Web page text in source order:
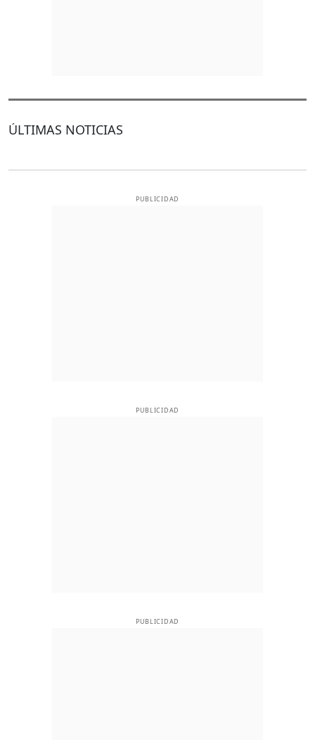
ÚLTIMAS NOTICIAS
PUBLICIDAD
PUBLICIDAD
PUBLICIDAD